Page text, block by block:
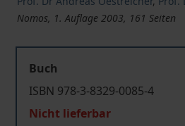
Nomos, 1. Auflage 2003, 161 Seiten
Buch
ISBN 978-3-8329-0085-4
Nicht lieferbar